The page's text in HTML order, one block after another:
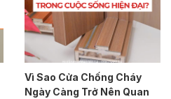
Vì Sao Cửa Chống Cháy
Ngày Càng Trở Nên Quan